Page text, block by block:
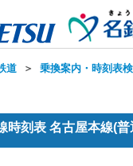
道 ＞ 乗換案内・時刻表
時刻表 名古屋本線(